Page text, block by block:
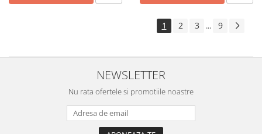
1 2 3 ... 9
NEWSLETTER
Nu rata ofertele si promotiile noastre